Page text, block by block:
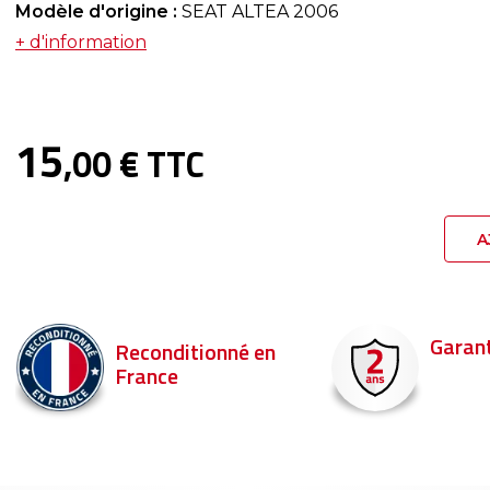
Modèle d'origine : SEAT ALTEA 2006
+ d'information
15,00 € TTC
Reconditionné en
France